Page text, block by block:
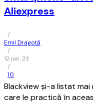
Aliexpress
/
Emil Dragotă
/
12 iun. 23
/
10
Blackview și-a listat
care le practică în